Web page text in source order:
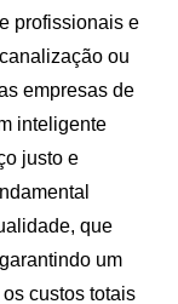
profissionais e
ou
empresas de
inteligente
justo e
que
um
custos totais